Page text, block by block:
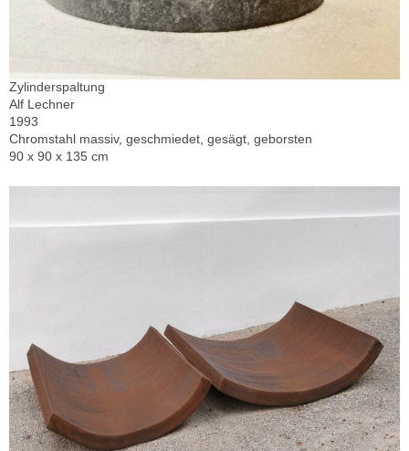
Zylinderspaltung
Alf Lechner
1993
Chromstahl massiv, geschmiedet, gesägt, geborsten
90 x 90 x 135 cm